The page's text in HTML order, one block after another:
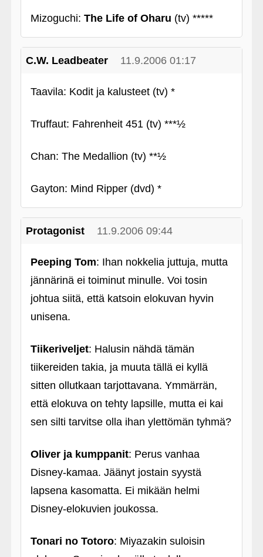
Mizoguchi: The Life of Oharu (tv) *****
C.W. Leadbeater 11.9.2006 01:17
Taavila: Kodit ja kalusteet (tv) *
Truffaut: Fahrenheit 451 (tv) ***½
Chan: The Medallion (tv) **½
Gayton: Mind Ripper (dvd) *
Protagonist 11.9.2006 09:44
Peeping Tom: Ihan nokkelia juttuja, mutta
jännärinä ei toiminut minulle. Voi tosin
johtua siitä, että katsoin elokuvan hyvin
unisena.
Tiikeriveljet: Halusin nähdä tämän
tiikereiden takia, ja muuta tällä ei kyllä
sitten ollutkaan tarjottavana. Ymmärrän,
että elokuva on tehty lapsille, mutta ei kai
sen silti tarvitse olla ihan ylettömän tyhmä?
Oliver ja kumppanit: Perus vanhaa
Disney-kamaa. Jäänyt jostain syystä
lapsena kasomatta. Ei mikään helmi
Disney-elokuvien joukossa.
Tonari no Totoro: Miyazakin suloisin